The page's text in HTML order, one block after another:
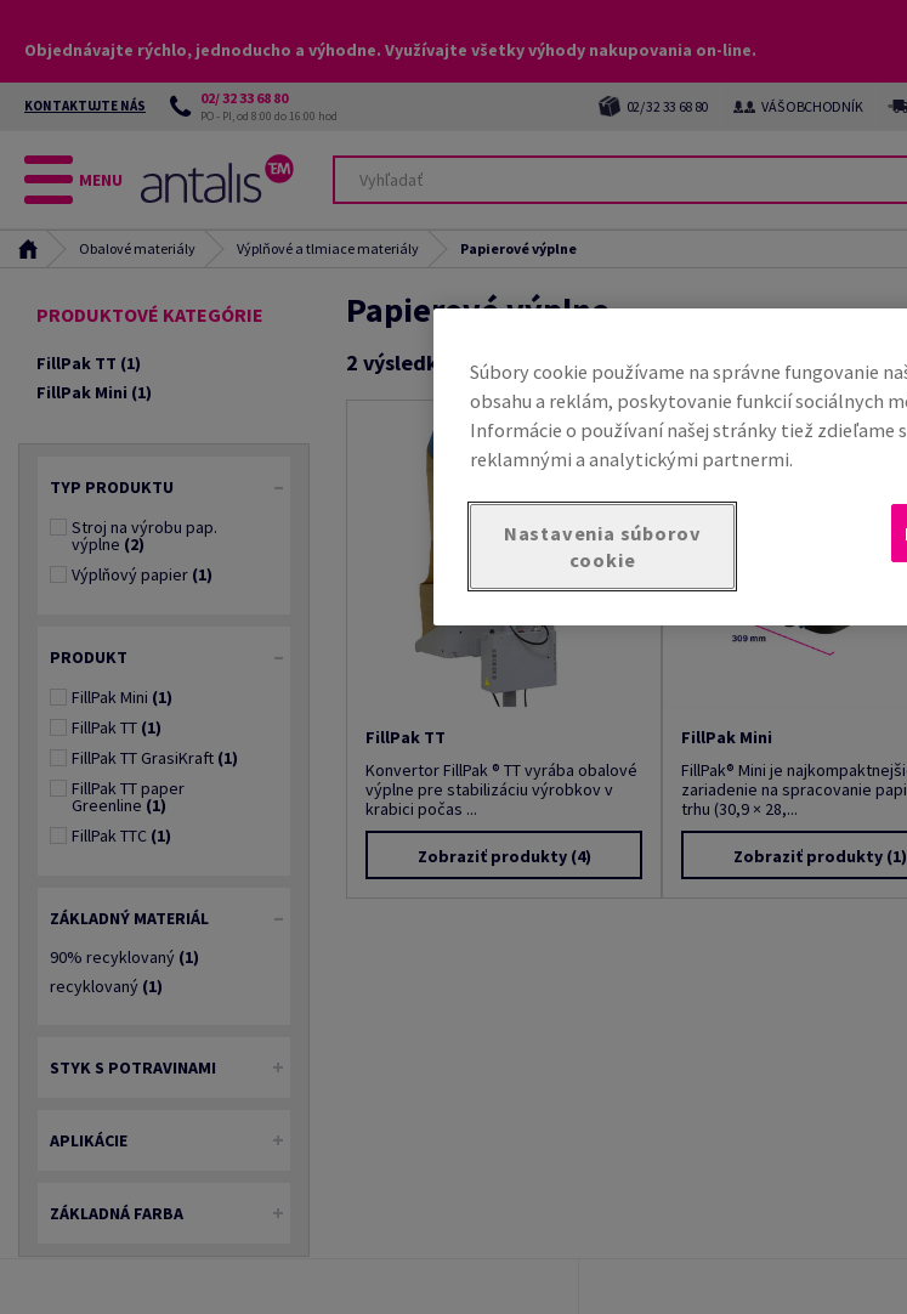
Objednávajte rýchlo, jednoducho a výhodne. Využívajte všetky výhody nakupovania on-line.
KONTAKTUJTE NÁS 02/ 32 33 68 80
PO - PI, od 8:00 do 16:00 hod 02/ 32 33 68 80 VÁŠ OBCHODNÍK
MENU
Obalové materiály Výplňové a tlmiace materiály Papierové výplne
PRODUKTOVÉ KATEGÓRIE
FillPak TT (1)
FillPak Mini (1)
TYP PRODUKTU
Stroj na výrobu pap.
výplne (2)
Výplňový papier (1)
PRODUKT
FillPak Mini (1)
FillPak TT (1)
FillPak TT GrasiKraft (1)
FillPak TT paper
Greenline (1)
FillPak TTC (1)
ZÁKLADNÝ MATERIÁL
90% recyklovaný (1)
recyklovaný (1)
STYK S POTRAVINAMI
APLIKÁCIE
ZÁKLADNÁ FARBA
Papierové výplne
2 výsledkov
FillPak TT
Konvertor FillPak ® TT vyrába obalové
výplne pre stabilizáciu výrobkov v
krabici počas ...
Zobraziť produkty(4)
FillPak Mini
FillPak® Mini je
zariadenie na spracovanie
trhu (30,9 × 28,...
Zobraziť produkty(1)
Súbory cookie používame na správne fungovanie
obsahu a reklám, poskytovanie funkcií sociálnych
Informácie o používaní našej stránky tiež zdieľame
reklamnými a analytickými partnermi.
Nastavenia súborov
cookie